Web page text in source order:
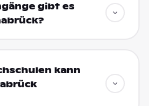
gibt es
kann